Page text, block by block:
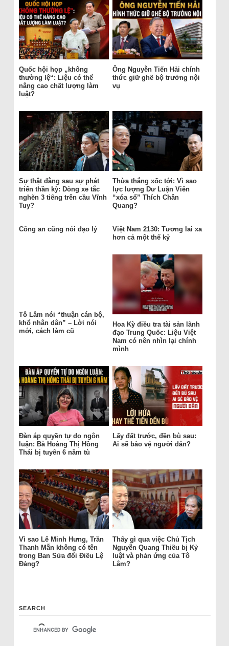
Quốc hội họp „không
thường lệ“: Liệu có thể
nâng cao chất lượng làm
luật?
Ông Nguyễn Tiến Hải chính
thức giữ ghế bộ trưởng nội
vụ
Sự thật đằng sau sự phát
triển thần kỳ: Dòng xe tắc
nghẽn 3 tiếng trên cầu Vĩnh
Tuy?
Thừa thắng xốc tới: Vì sao
lực lượng Dư Luận Viên
“xóa sổ” Thích Chân
Quang?
Công an cũng nói đạo lý
Việt Nam 2130: Tương lai xa
hơn cả một thế kỷ
Tô Lâm nói “thuận cán bộ,
khổ nhân dân” – Lời nói
mới, cách làm cũ
Hoa Kỳ điều tra tài sản lãnh
đạo Trung Quốc: Liệu Việt
Nam có nên nhìn lại chính
mình
Đàn áp quyền tự do ngôn
luận: Bà Hoàng Thị Hồng
Thái bị tuyên 6 năm tù
Lấy đất trước, đền bù sau:
Ai sẽ bảo vệ người dân?
Vì sao Lê Minh Hưng, Trần
Thanh Mẫn không có tên
trong Ban Sửa đổi Điều Lệ
Đảng?
Thấy gì qua việc Chủ Tịch
Nguyễn Quang Thiều bị Kỷ
luật và phản ứng của Tô
Lâm?
SEARCH